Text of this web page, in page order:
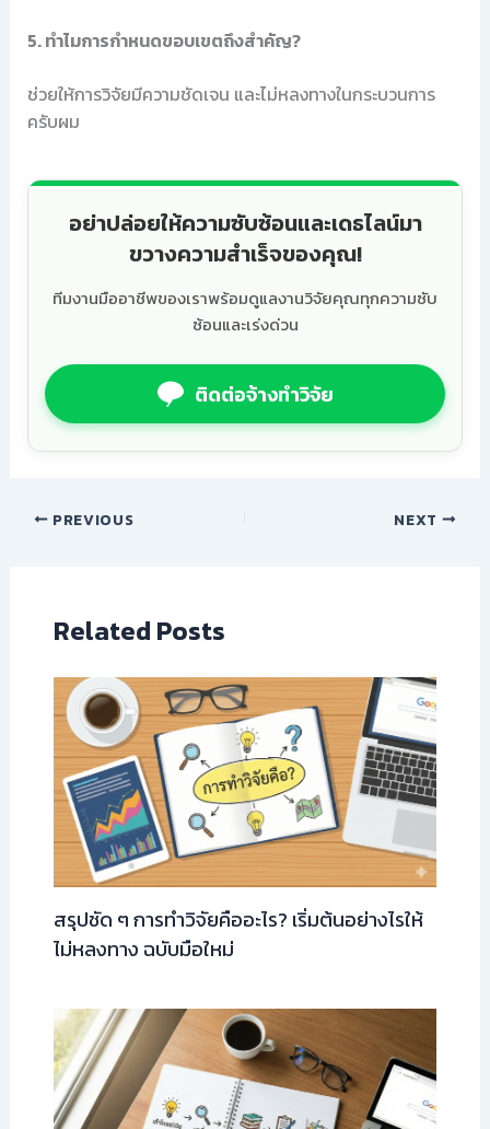
5. ทำไมการกำหนดขอบเขตถึงสำคัญ?
ช่วยให้การวิจัยมีความชัดเจน และไม่หลงทางในกระบวนการ
ครับผม
อย่าปล่อยให้ความซับซ้อนและเดธไลน์มา
ขวางความสำเร็จของคุณ!
ทีมงานมืออาชีพของเราพร้อมดูแลงานวิจัยคุณทุกความซับ
ซ้อนและเร่งด่วน
ติดต่อจ้างทำวิจัย
PREVIOUS NEXT
Related Posts
สรุปชัด ๆ การทำวิจัยคืออะไร? เริ่มต้นอย่างไรให้
ไม่หลงทาง ฉบับมือใหม่